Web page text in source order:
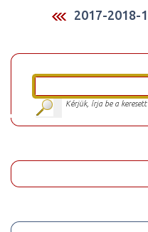
2017-2018-
Kérjük, írja be a